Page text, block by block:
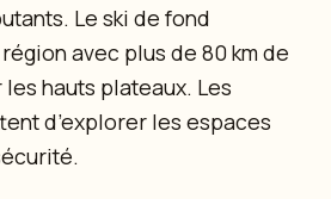
Le ski de fond
avec plus de 80 km de
hauts plateaux. Les
d’explorer les espaces